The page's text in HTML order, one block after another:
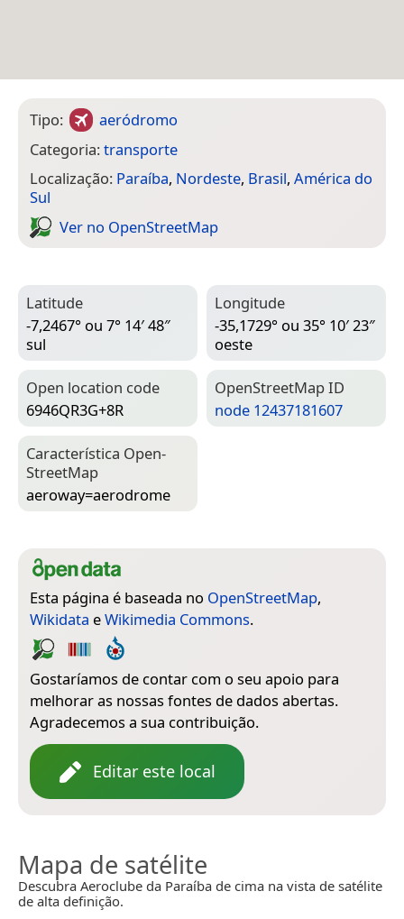
Tipo:
aeródromo
Categoria:transporte
Localização: Paraíba, Nordeste, Brasil, América do
Sul
Ver no Open­Street­Map
Latitude
-7,2467° ou 7° 14′ 48″
sul
Longitude
-35,1729° ou 35° 10′ 23″
oeste
Open location code
6946QR3G+8R
Open­Street­Map ID
node 12437181607
Característica Open­
Street­Map
aeroway=­aerodrome
Esta página é baseada no OpenStreetMap,
Wikidata eWikimedia Commons.
Gostaríamos de contar com o seu apoio para
melhorar as nossas fontes de dados abertas.
Agradecemos a sua contribuição.
Editar este local
Mapa de satélite
Descubra Aeroclube da Paraíba de cima na vista de satélite
de alta definição.